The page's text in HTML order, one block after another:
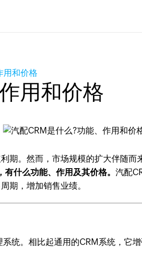
用和价格
用和价格
期。然而，市场规模的扩大伴随
有什么功能、作用及其价格。汽配
期，增加销售业绩。
统。相比起通用的CRM系统，它